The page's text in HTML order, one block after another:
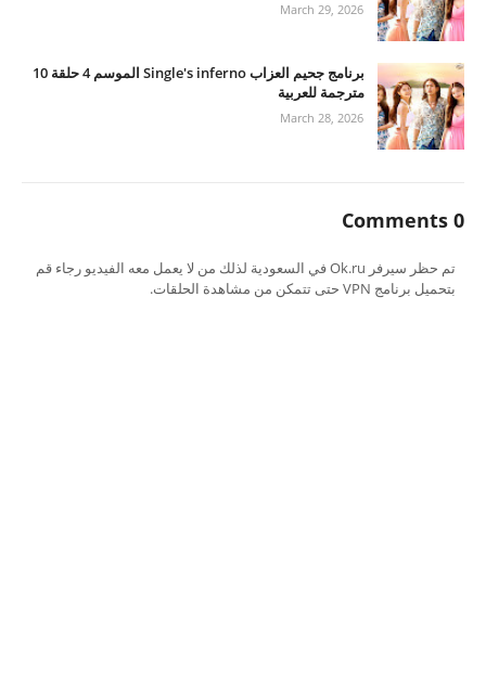
March 29, 2026
برنامج جحيم العزاب Single's inferno الموسم 4 حلقة 10
مترجمة للعربية
March 28, 2026
0 Comments
تم حظر سيرفر Ok.ru في السعودية لذلك من لا يعمل معه الفيديو رجاء قم
بتحميل برنامج VPN حتى تتمكن من مشاهدة الحلقات.